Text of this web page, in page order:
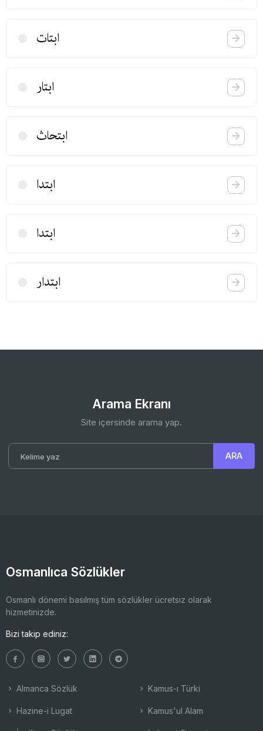
ابتات
ابتار
ابتحاث
ابتدا
ابتدا
ابتدار
Arama Ekranı
Site içersinde arama yap.
Osmanlıca Sözlükler
Osmanlı dönemi basılmış tüm sözlükler ücretsiz olarak
hizmetinizde.
Bizi takip ediniz:
Almanca Sözlük
Hazine-i Lugat
Kamus-ı Türki
Kamus'ul Alam